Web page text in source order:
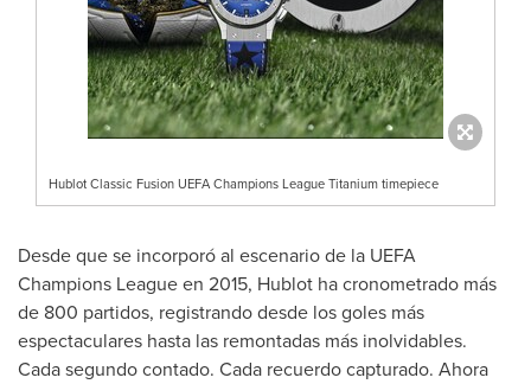
Hublot Classic Fusion UEFA Champions League Titanium timepiece
Desde que se incorporó al escenario de la UEFA
Champions League en 2015, Hublot ha cronometrado más
de 800 partidos, registrando desde los goles más
espectaculares hasta las remontadas más inolvidables.
Cada segundo contado. Cada recuerdo capturado. Ahora